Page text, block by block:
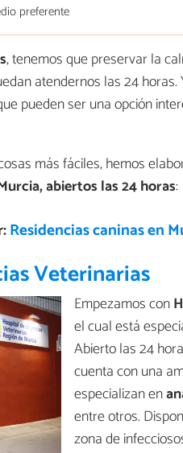
preferente
, tenemos que preservar la
atendernos las 24
pueden ser una opción
más fáciles, hemos
abiertos las 24 horas:
Residencias caninas en
Veterinarias
Empezamos con
el cual está
Abierto las 24
cuenta con una
especializan en
entre otros.
zona de